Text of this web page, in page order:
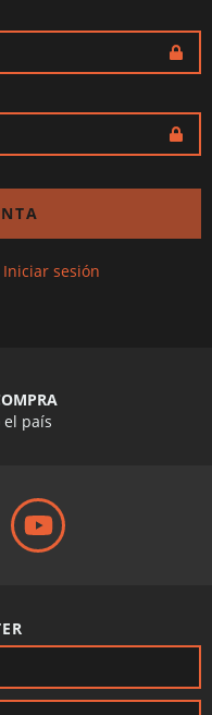
Iniciar sesión
el país